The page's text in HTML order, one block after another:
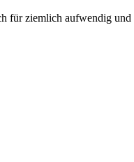
für ziemlich aufwendig